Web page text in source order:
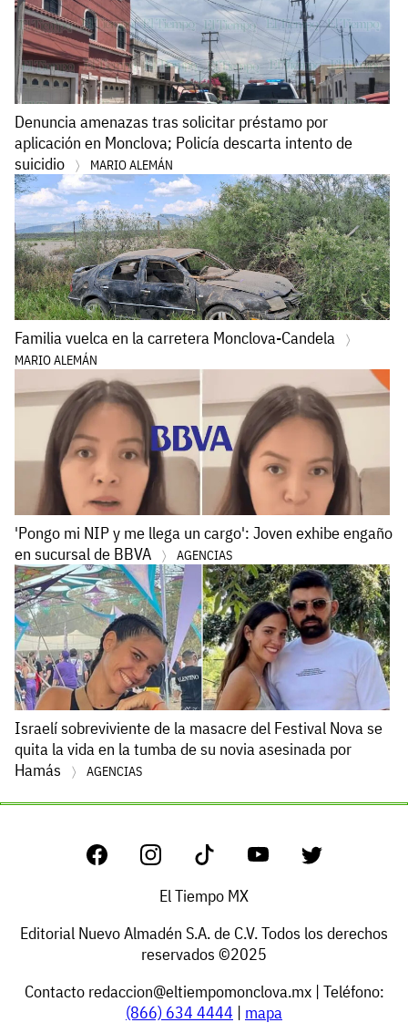
Denuncia amenazas tras solicitar préstamo por
aplicación en Monclova; Policía descarta intento de
suicidio
MARIO ALEMÁN
Familia vuelca en la carretera Monclova-Candela
MARIO ALEMÁN
'Pongo mi NIP y me llega un cargo': Joven exhibe engaño
en sucursal de BBVA
AGENCIAS
Israelí sobreviviente de la masacre del Festival Nova se
quita la vida en la tumba de su novia asesinada por
Hamás
AGENCIAS
El Tiempo MX
Editorial Nuevo Almadén S.A. de C.V. Todos los derechos
reservados ©2025
Contacto redaccion@eltiempomonclova.mx| Teléfono:
(866) 634 4444 | mapa